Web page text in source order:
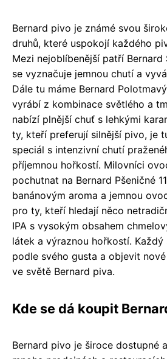
Bernard pivo je známé svou
druhů, které uspokojí každého
Mezi nejoblíbenější patří
se vyznačuje jemnou chutí a
Dále tu máme Bernard
vyrábí z kombinace světlého a
nabízí plnější chuť s lehkými
ty, kteří preferují silnější pivo, je
speciál s intenzivní chutí
příjemnou hořkostí. Milovníci
pochutnat na Bernard Pšeničné
banánovým aroma a jemnou
pro ty, kteří hledají něco
IPA s vysokým obsahem
látek a výraznou hořkostí.
podle svého gusta a objevit
ve světě Bernard piva.
Kde se dá koupit
Bernard pivo je široce dostupné